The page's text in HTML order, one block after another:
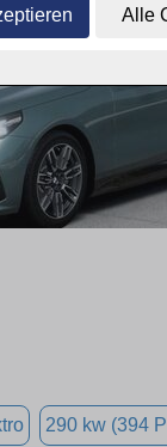
Alle
290 kw (394